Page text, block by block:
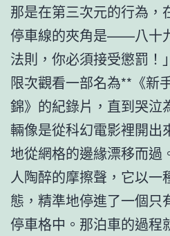
那是在第三次元的行為，
停車線的夾角是——八十
法則，你必須接受懲罰！
限次觀看一部名為**《新
錦》的紀錄片，直到哭泣
輛像是從科幻電影裡開出
地從網格的邊緣漂移而過
人陶醉的摩擦聲，它以一
態，精準地停進了一個只
停車格中。那泊車的過程